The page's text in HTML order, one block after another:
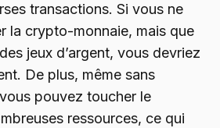
transactions. Si vous ne
la crypto-monnaie, mais que
jeux d’argent, vous devriez
De plus, même sans
pouvez toucher le
ressources, ce qui